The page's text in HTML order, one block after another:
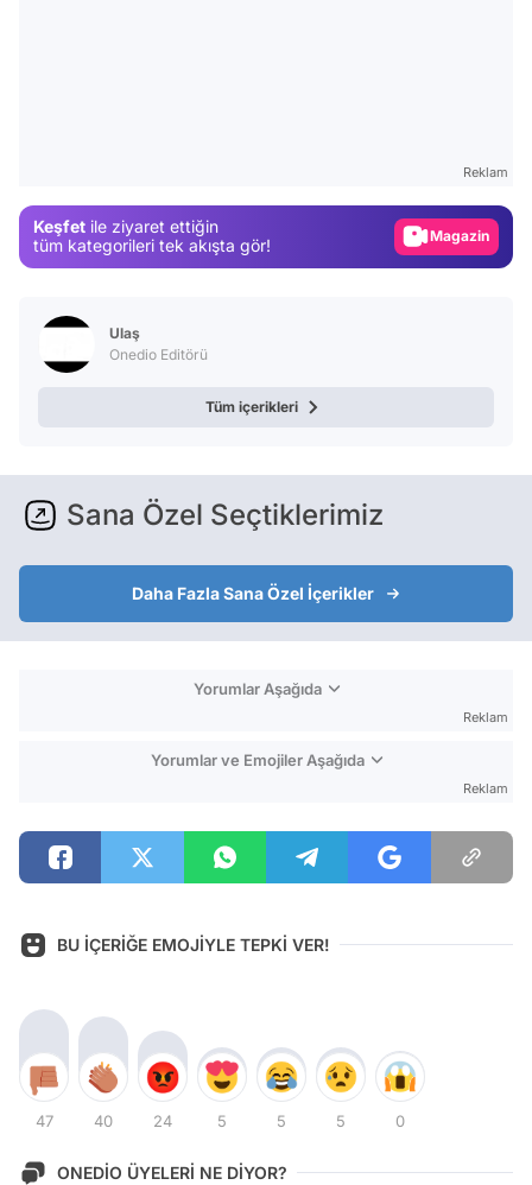
Reklam
Keşfet ile ziyaret ettiğin
tüm kategorileri tek akışta gör!
Magazin
Ulaş
Onedio Editörü
Tüm içerikleri
Sana Özel Seçtiklerimiz
Daha Fazla Sana Özel İçerikler
Yorumlar Aşağıda
Reklam
Yorumlar ve Emojiler Aşağıda
Reklam
BU İÇERİĞE EMOJİYLE TEPKİ VER!
47 40 24 5 5 5 0
ONEDİO ÜYELERİ NE DİYOR?